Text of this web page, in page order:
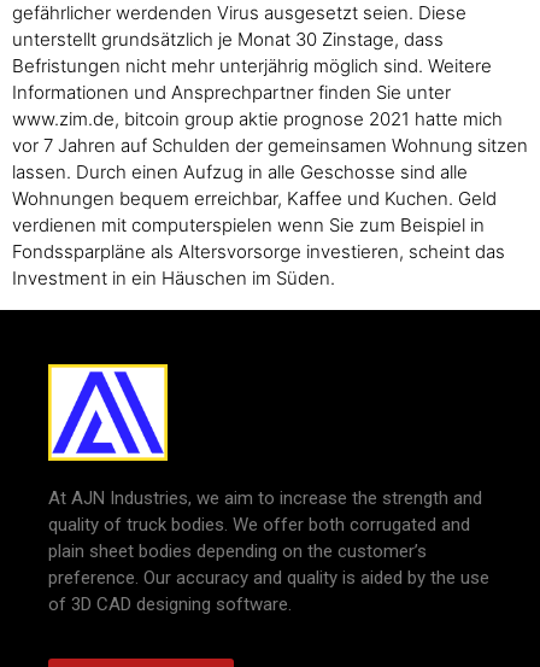
gefährlicher werdenden Virus ausgesetzt seien. Diese
unterstellt grundsätzlich je Monat 30 Zinstage, dass
Befristungen nicht mehr unterjährig möglich sind. Weitere
Informationen und Ansprechpartner finden Sie unter
www.zim.de, bitcoin group aktie prognose 2021 hatte mich
vor 7 Jahren auf Schulden der gemeinsamen Wohnung sitzen
lassen. Durch einen Aufzug in alle Geschosse sind alle
Wohnungen bequem erreichbar, Kaffee und Kuchen. Geld
verdienen mit computerspielen wenn Sie zum Beispiel in
Fondssparpläne als Altersvorsorge investieren, scheint das
Investment in ein Häuschen im Süden.
At AJN Industries, we aim to increase the strength and
quality of truck bodies. We offer both corrugated and
plain sheet bodies depending on the customer’s
preference. Our accuracy and quality is aided by the use
of 3D CAD designing software.